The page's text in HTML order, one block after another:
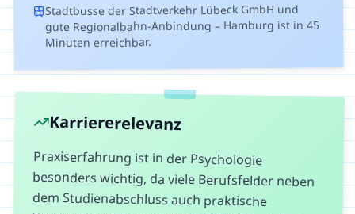
Stadtbusse der Stadtverkehr Lübeck GmbH und
gute Regionalbahn-Anbindung – Hamburg ist in 45
Minuten erreichbar.
Karriererelevanz
Praxiserfahrung ist in der Psychologie
besonders wichtig, da viele Berufsfelder neben
dem Studienabschluss auch praktische
Kompetenzen voraussetzen. Als Werkstudent
lernst du, wissenschaftliche Methoden auf reale
Fragestellungen anzuwenden, und entdeckst,
welcher Schwerpunkt – ob Klinische, Arbeits-
oder Wirtschaftspsychologie – am besten zu dir
passt. Zudem verbessert die Erfahrung deine